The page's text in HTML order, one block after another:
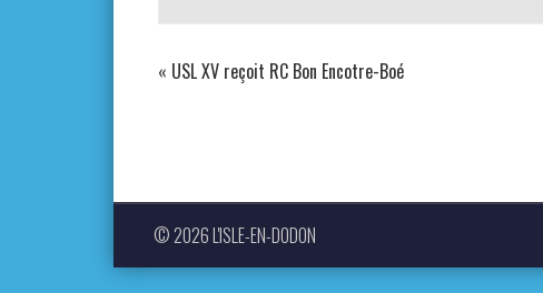
« USL XV reçoit RC Bon Encotre-Boé
© 2026 L'ISLE-EN-DODON